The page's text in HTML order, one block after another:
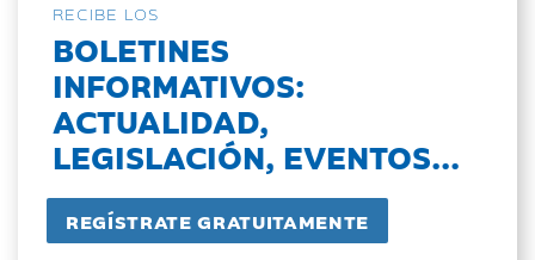
RECIBE LOS
BOLETINES
INFORMATIVOS:
ACTUALIDAD,
LEGISLACIÓN, EVENTOS...